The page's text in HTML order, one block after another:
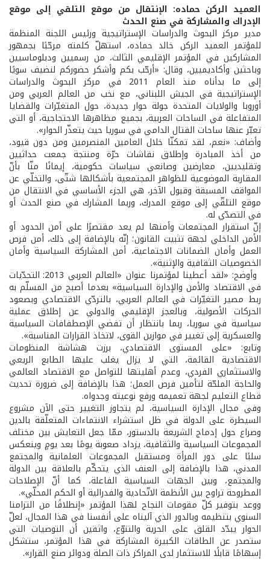
العميد الركن حماده: الإنتقال من موقع التلقي إلى موقع
الإدراك والمشاركة في صنع الحدث
مدير مركز البحوث والدراسات الإستراتيجية ورئيس اللجنة المنظمة
للمؤتمر العميد الركن خالد حماده، استهلّ كلمته مرحّبًا بجمهور
المشاركين في المؤتمر الإقليمي الثالث، من رسميين ودبلوماسيين
وباحثين وأكاديميين، وقال: «أرحّب بكم وأشكر حضوركم لنضيف سويًا
إلى ما بدأناه منذ العام 2011 في مركز البحوث والدراسات
الإستراتيجية في الجيش اللبناني، مع نخب من العالم العربي ومن
أوروبا والولايات المتحدة جولة حوار جديدة، حول المتغيّرات والقضايا
المتفاعلة في الساحات العربية، بجميع مظاهرها الاحتجاجية، أو التي
تعبّر عنها ساحات القتال الدامي في سوريا حيث يتعذّر الحوار».
وأضاف: «نعم، لقد تمكنّا خلال العامين المنصرمين ومن دون قيود،
من أخذ المبادرة وإطلاق نقاشات حرّة ومنتجة جمعت حداثيين
وتقليديين، معارضين وصانعي سياسات حكومية، إيمانًا منّا بأنّ
المقاربة الموضوعية للظواهر المجتمعية بأشكالها شتّى، والتخلّي عن
المواقف المسبقة وقبول الآخر، هي الجزء الأساسي في الانتقال من
موقع التلقّي إلى موقع المدرك، وربما المشارك في صنع الحدث أو
في التصدّي له.
إنّ استقرار المجتمعات وأمنها لم يعد مقتصرًا على أمن الحدود أو
الأمن الداخلي لجهة تثبيت القانون؛ إنّه بالإضافة إلى ذلك، أمن فرص
العمل وأمان الضمانات الاجتماعية، أمن المشاركة السياسية وأمان
الخصوصيات الثقافية والإثنية».
وأوضح: «لقد أعطينا لمؤتمرنا عنوان «العالم العربي 2013: التحدّيات
في الاقتصاد والأمن والإدارة السياسية» بعدما أصبح من المسلّم به
ربط مصير التغيّرات في العالم العربي، بالتردّي الاقتصادي وبصعود
الحركات الأصولية، وبالعجز الإقليمي والدولي عن إطلاق عملية
سياسية في سوريا، ربما بانتظار أن تفضي الإصطفافات السياسية
والعسكرية إلى تغيير في موازين القوى، لاتخاذ القرارات المناسبة».
وتابع: «على المستوى الاقتصادي، برزت هشاشة المنظومات
الاقتصادية القائمة، التي لا يزال يغلب عليها الطابع الريعي
والاستثماري الفردي، وعدم أهليتها للتواصل مع الاقتصاد العالمي
والحاجة الملحّة لتأمين فرص العمل؛ هذا بالإضافة إلى ضرورة تحديث
قطاع التعليم لجهة تعميمه ورفع نوعيته وجدواه.
وفي مجال الإدارة السياسية، لم يتجاوز التغيير حتى الآن مشروع
السيطرة على الدولة في ظل استشراء الانتماءات المتعلّقة بالدين
وصراع حول إدماج الشريعة بالدستور، ممّا جعل التعايش بين مختلف
المجموعات السياسية والثقافية، يزداد صعوبة يومًا بعد يومٍ وينعكس
سلبًا على دور المرأة ومستقبل المجموعات العلمانية والمجتمع
المدني، هذا بالإضافة إلى العنف الذي يتحكّم بالعلاقة بين الدولة
والمجتمع، وبين الجهات السياسية الفاعلة، كما أنّ الإصلاحات
المطروحة تراوح بين الأنظمة الاتّحادية والفدرالية أو الحكم المحلّي».
ووعد بتوفير كلّ مقومات النجاح لهذا المؤتمر «إنطلاقًا من التزامنا
السنوي بتنظيمه وبالدور الذي آليناه على أنفسنا في هذا المجال، لعلّ
الحوار يبدّد القلق على الحرية والتنوّع، واثقين أن التوصيات التي
ستصدر عن الطاقات الكبيرة المشاركة في هذا المؤتمر، ستشكل
إسهامًا قابلًا للاستثمار لدى المراكز ذات الصلة ودوائر صنع القرار».